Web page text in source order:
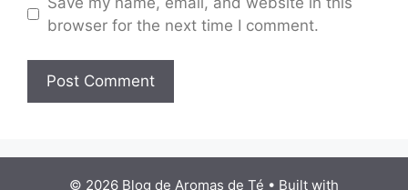
browser for the next time I comment.
© 2026 Blog de Aromas de Té • Built with